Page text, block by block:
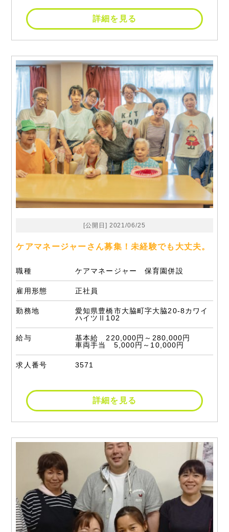
詳細を見る
[公開日] 2021/06/25
ケアマネージャーさん募集！未経験でも大丈夫。
職種 ケアマネージャー 保育園併設
雇用形態 正社員
勤務地
愛知県豊橋市大脇町字大脇20-8カワイ
ハイツⅡ102
給与
基本給 220,000円～280,000円
車両手当 5,000円～10,000円
求人番号 3571
詳細を見る